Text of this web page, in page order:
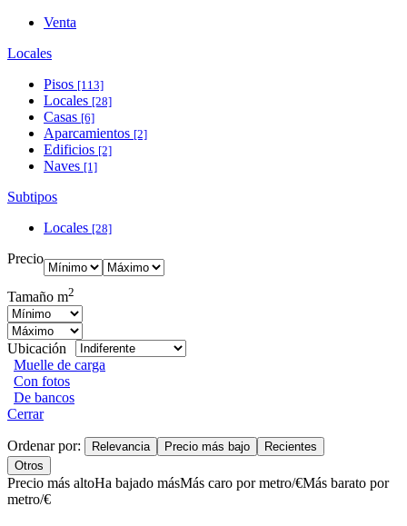
Venta
Locales
Pisos [113]
Locales [28]
Casas [6]
Aparcamientos [2]
Edificios [2]
Naves [1]
Subtipos
Locales [28]
Precio
Tamaño m2
Ubicación
Muelle de carga
Con fotos
De bancos
Cerrar
Ordenar por: Relevancia Precio más bajo
Recientes
Otros
Precio más altoHa bajado másMás caro por metro/€Más barato por
metro/€